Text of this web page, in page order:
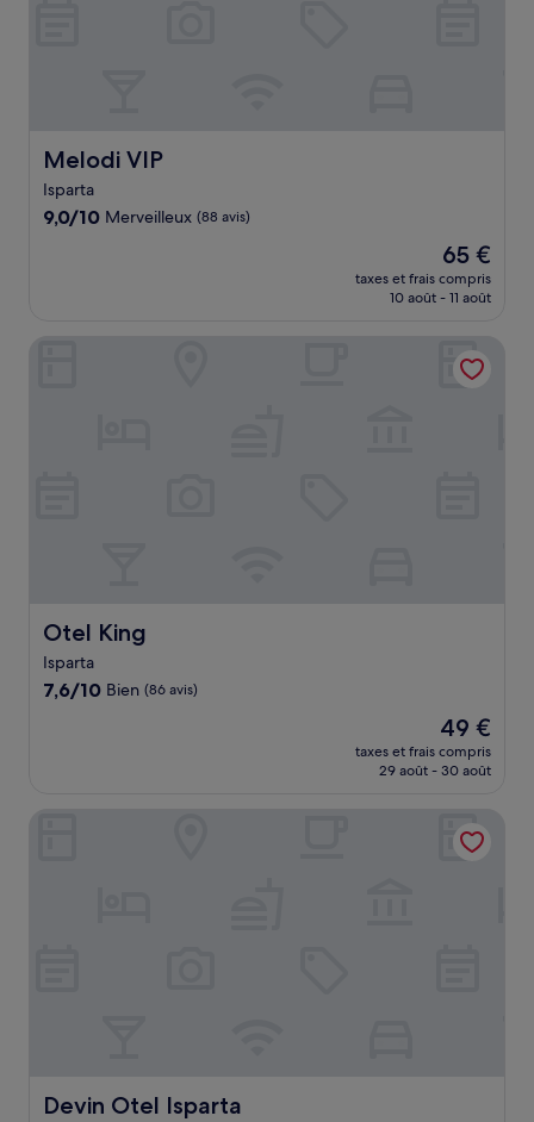
Melodi VIP
Melodi VIP
Isparta
9.0
9,0/10 Merveilleux (88 avis)
Le
nouveau
prix
de
65 €
65 €
taxes et frais compris
10 août - 11 août
Otel King
Otel King
Isparta
7.6
7,6/10 Bien (86 avis)
Le
nouveau
prix
de
49 €
49 €
taxes et frais compris
29 août - 30 août
Devin Otel Isparta
Devin Otel Isparta